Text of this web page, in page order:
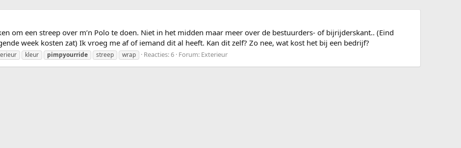
om een streep over m’n Polo te doen. Niet in het midden maar meer over de bestuurders- of bijrijderskant.. (Eind
week kosten zat) Ik vroeg me af of iemand dit al heeft. Kan dit zelf? Zo nee, wat kost het bij een bedrijf?
kleur pimpyourride streep wrap Reacties: 6 Forum: Exterieur